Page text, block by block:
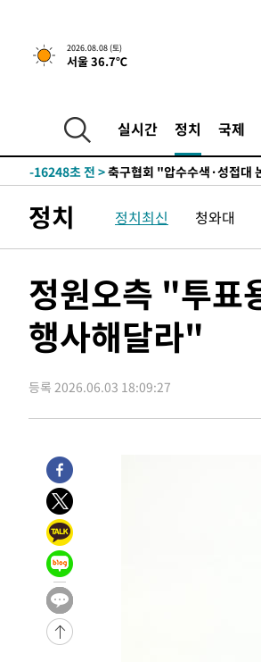
2026.08.08 (토)
서울 36.7℃
실시간 정치 국제
-28383초 전 >백운산서 80년근 천종산삼 9
-26093초 전 >선재도서 해루질 나섰다 실종
-23003초 전 >
여수 오동도 해상서 모터보
-19230초 전 >
주 날씨]
-16248초 전 >축구협회 "압수수색·성접대
송"
-3386초 전 >
'최고 37도' 폭염 지속…강원
58분 전 >[속보]뉴욕증시 상승 마감…S&P
-26093초 전 >선재도서 해루질 나섰다 실종
-23627초 전 >남자 농구, 나고야 아시안게임
-23003초 전 >여수 오동도 해상서 모터보트
주 날씨]
-16248초 전 >축구협회 "압수수색·성접대
-14765초 전 >[속보]'압수수색·성접대 논
58분 전 >
정치 정치최신 청와대
정원오측 "투표
행사해달라"
등록 2026.06.03 18:09:27